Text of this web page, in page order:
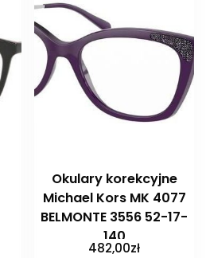
Okulary korekcyjne
Michael Kors MK 4077
BELMONTE 3556 52-17-
140
482,00zł